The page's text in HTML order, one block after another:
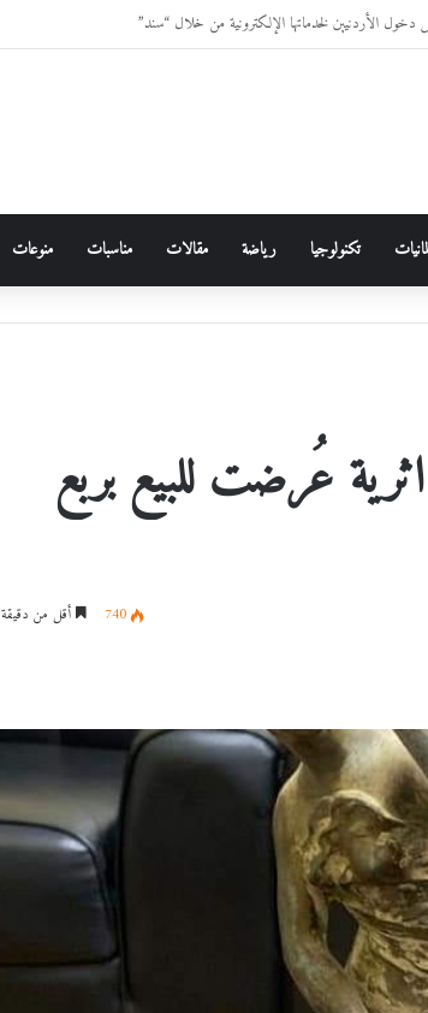
خلال عام 2026 ،،، الدكتورة زهور غرايبة/باحثة في الأنثروبولوجيا الاجتماعية
تكنولوجيا رياضة مقالات مناسبات منوعات
عُرضت للبيع بربع
740 أقل من دقيقة